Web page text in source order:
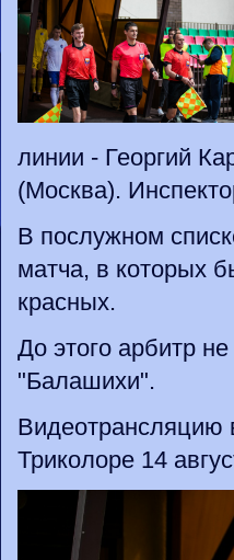
линии - Георгий
(Москва).
В послужном
матча, в которых
красных.
До этого арбитр
"Балашихи".
Видеотрансляцию
Триколоре 14